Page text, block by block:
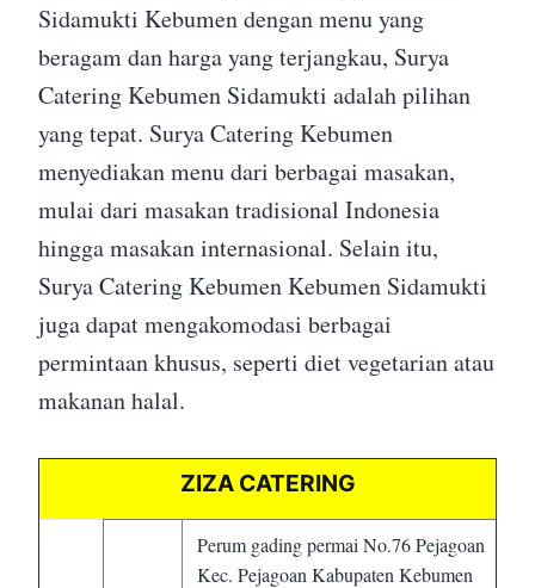
Sidamukti Kebumen dengan menu yang
beragam dan harga yang terjangkau, Surya
Catering Kebumen Sidamukti adalah pilihan
yang tepat. Surya Catering Kebumen
menyediakan menu dari berbagai masakan,
mulai dari masakan tradisional Indonesia
hingga masakan internasional. Selain itu,
Surya Catering Kebumen Kebumen Sidamukti
juga dapat mengakomodasi berbagai
permintaan khusus, seperti diet vegetarian atau
makanan halal.
ZIZA CATERING
Perum gading permai No.76 Pejagoan
Kec. Pejagoan Kabupaten Kebumen